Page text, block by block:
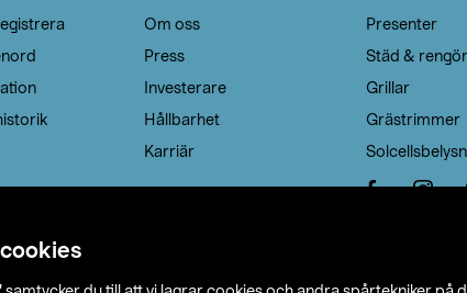
Om oss
Press
Investerare
Hållbarhet
Karriär
Presenter
Städ &
Grillar
Grästrimmer